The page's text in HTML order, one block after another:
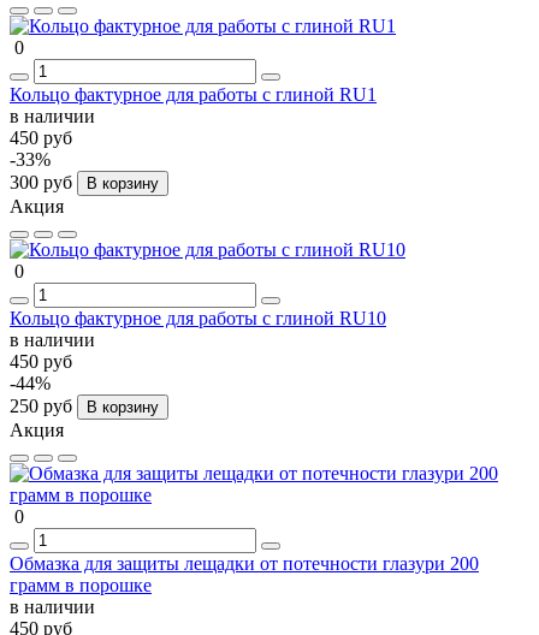
0
Кольцо фактурное для работы с глиной RU1
в наличии
450 руб
-33%
300 руб
В корзину
Акция
0
Кольцо фактурное для работы с глиной RU10
в наличии
450 руб
-44%
250 руб
В корзину
Акция
0
Обмазка для защиты лещадки от потечности глазури 200
грамм в порошке
в наличии
450 руб